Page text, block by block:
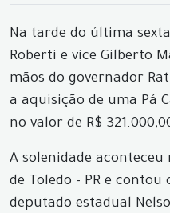
Na tarde do última
Roberti e vice Gilberto
mãos do governador
a aquisição de uma Pá
no valor de R$
A solenidade
de Toledo - PR e contou
deputado estadual